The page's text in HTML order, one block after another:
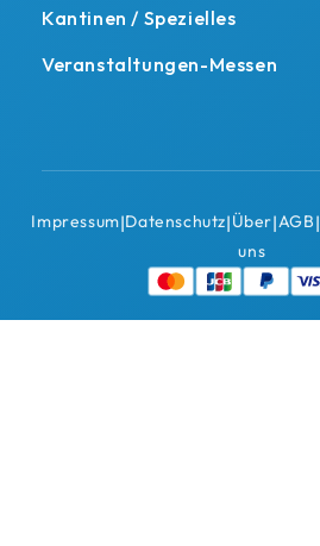
Kantinen / Spezielles
Veranstaltungen-Messen
Impressum|Datenschutz|Über
uns
|AGB|